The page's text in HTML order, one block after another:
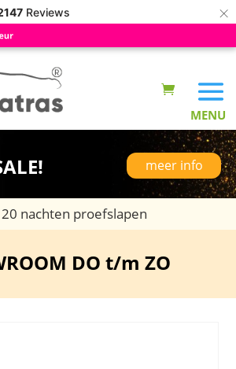
Reviews ×
meer info
nachten proefslapen
DO t/m ZO